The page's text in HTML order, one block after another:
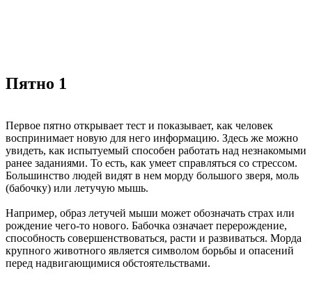
Пятно 1
Первое пятно открывает тест и показывает, как человек
воспринимает новую для него информацию. Здесь же можно
увидеть, как испытуемый способен работать над незнакомыми
ранее заданиями. То есть, как умеет справляться со стрессом.
Большинство людей видят в нем морду большого зверя, моль
(бабочку) или летучую мышь.
Например, образ летучей мыши может обозначать страх или
рождение чего-то нового. Бабочка означает перерождение,
способность совершенствоваться, расти и развиваться. Морда
крупного животного является символом борьбы и опасений
перед надвигающимися обстоятельствами.